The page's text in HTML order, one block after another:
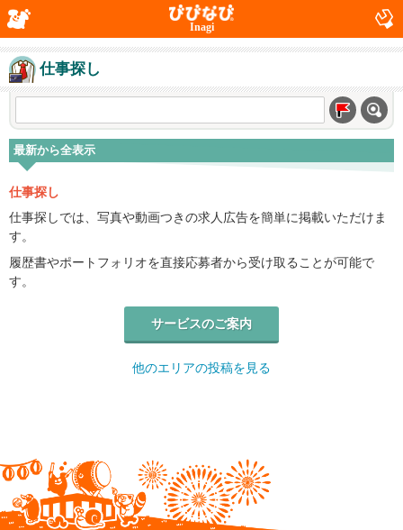
Inagi
仕事探し
最新から全表示
仕事探し
仕事探しでは、写真や動画つきの求人広告を簡単に掲載いただけま
す。
履歴書やポートフォリオを直接応募者から受け取ることが可能で
す。
サービスのご案内
他のエリアの投稿を見る